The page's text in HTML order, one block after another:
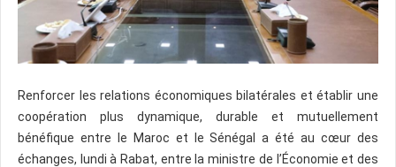
Renforcer les relations économiques bilatérales et établir une
coopération plus dynamique, durable et mutuellement
bénéfique entre le Maroc et le Sénégal a été au cœur des
échanges, lundi à Rabat, entre la ministre de l’Économie et des